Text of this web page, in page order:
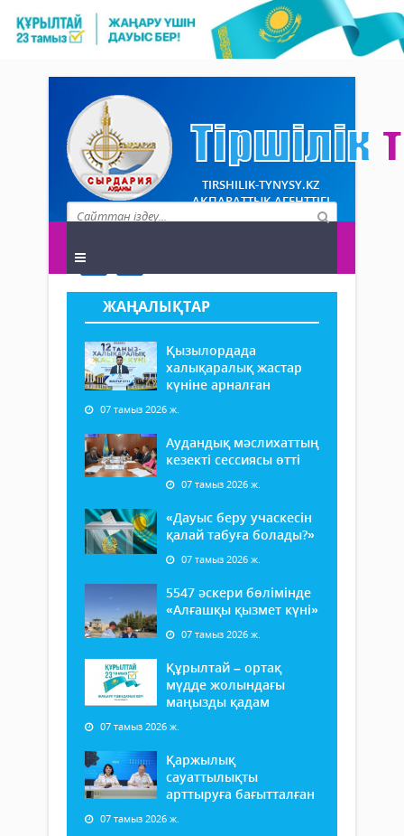
TIRSHILIK-TYNYSY.KZ
АҚПАРАТТЫҚ АГЕНТТІГІ
ЖАҢАЛЫҚТАР
Қызылордада
халықаралық жастар
күніне арналған
07 тамыз 2026 ж.
Аудандық мәслихаттың
кезекті сессиясы өтті
07 тамыз 2026 ж.
«Дауыс беру учаскесін
қалай табуға болады?»
07 тамыз 2026 ж.
5547 әскери бөлімінде
«Алғашқы қызмет күні»
07 тамыз 2026 ж.
Құрылтай – ортақ
мүдде жолындағы
маңызды қадам
07 тамыз 2026 ж.
Қаржылық
сауаттылықты
арттыруға бағытталған
07 тамыз 2026 ж.